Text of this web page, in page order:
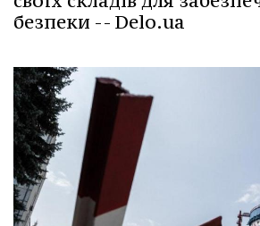
безпеки -- Delo.ua